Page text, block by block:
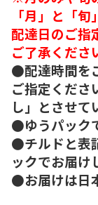
「月」と「
配達日のご指
ご了承くださ
●配達時間を
ご指定くださ
し」とさせて
●ゆうパック
●チルドと表
ックでお届け
●お届けは日